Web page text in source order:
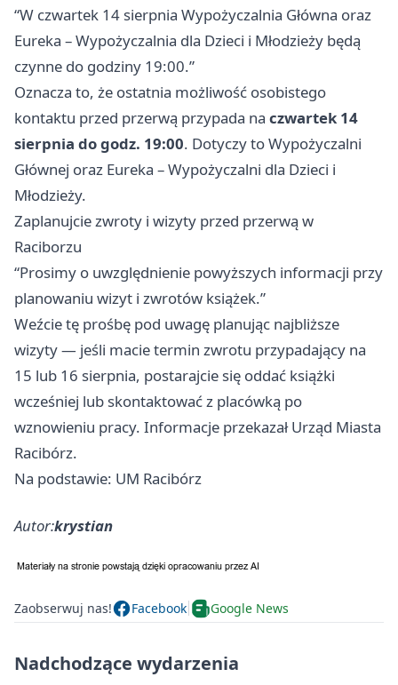
“W czwartek 14 sierpnia Wypożyczalnia Główna oraz
Eureka – Wypożyczalnia dla Dzieci i Młodzieży będą
czynne do godziny 19:00.”
Oznacza to, że ostatnia możliwość osobistego
kontaktu przed przerwą przypada na czwartek 14
sierpnia do godz. 19:00. Dotyczy to Wypożyczalni
Głównej oraz Eureka – Wypożyczalni dla Dzieci i
Młodzieży.
Zaplanujcie zwroty i wizyty przed przerwą w
Raciborzu
“Prosimy o uwzględnienie powyższych informacji przy
planowaniu wizyt i zwrotów książek.”
Weźcie tę prośbę pod uwagę planując najbliższe
wizyty — jeśli macie termin zwrotu przypadający na
15 lub 16 sierpnia, postarajcie się oddać książki
wcześniej lub skontaktować z placówką po
wznowieniu pracy. Informacje przekazał Urząd Miasta
Racibórz.
Na podstawie: UM Racibórz
Autor:krystian
Zaobserwuj nas! Facebook Google News
Nadchodzące wydarzenia